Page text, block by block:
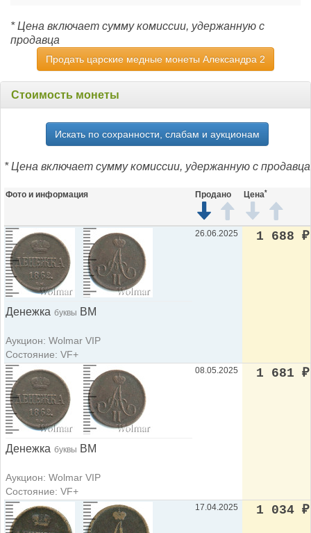
* Цена включает сумму комиссии, удержанную с
продавца
Продать царские медные монеты Александра 2
Стоимость монеты
Искать по сохранности, слабам и аукционам
* Цена включает сумму комиссии, удержанную с продавца
Фото и информация Продано Цена*
Денежка буквы ВМ
Аукцион: Wolmar VIP
Состояние: VF+
26.06.2025 1 688 ₽
Денежка буквы ВМ
Аукцион: Wolmar VIP
Состояние: VF+
08.05.2025 1 681 ₽
17.04.2025 1 034 ₽